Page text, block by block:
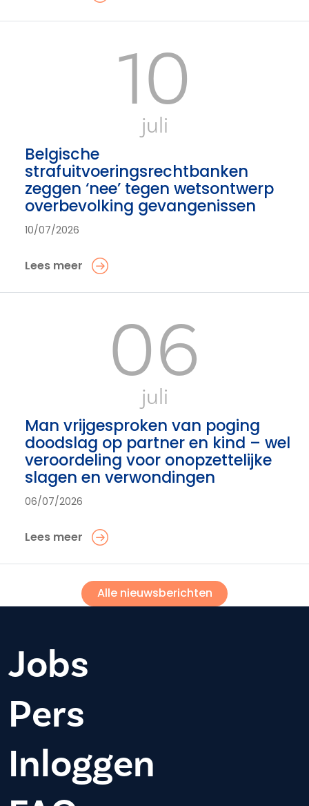
10
juli
Belgische
strafuitvoeringsrechtbanken
zeggen ‘nee’ tegen wetsontwerp
overbevolking gevangenissen
10/07/2026
Lees meer
06
juli
Man vrijgesproken van poging
doodslag op partner en kind – wel
veroordeling voor onopzettelijke
slagen en verwondingen
06/07/2026
Lees meer
Alle nieuwsberichten
Jobs
Pers
Inloggen